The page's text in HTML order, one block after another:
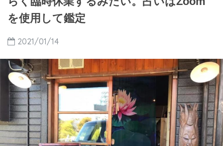
を使用して鑑定
2021/01/14